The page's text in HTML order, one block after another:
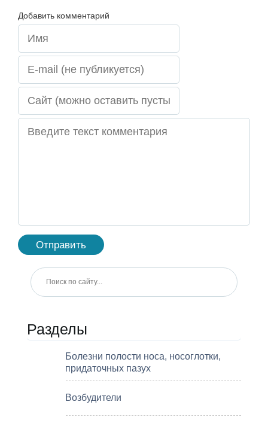
Добавить комментарий
Разделы
Болезни полости носа, носоглотки,
придаточных пазух
Возбудители